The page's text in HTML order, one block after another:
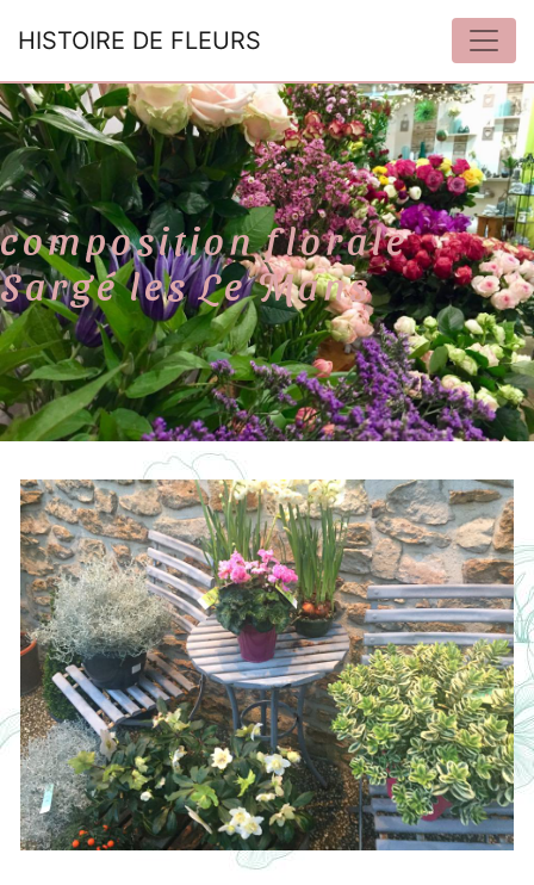
HISTOIRE DE FLEURS
composition florale
Sargé les Le Mans